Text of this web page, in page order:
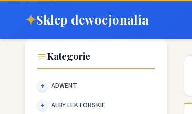
✦Sklep dewocjonalia
Kategorie
ADWENT
ALBY LEKTORSKIE